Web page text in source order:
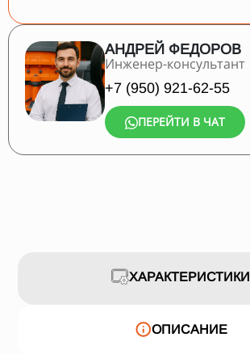
АНДРЕЙ ФЕДОРОВ
Инженер-консультант
+7 (950) 921-62-55
ПЕРЕЙТИ В ЧАТ
ХАРАКТЕРИСТИКИ
ОПИСАНИЕ